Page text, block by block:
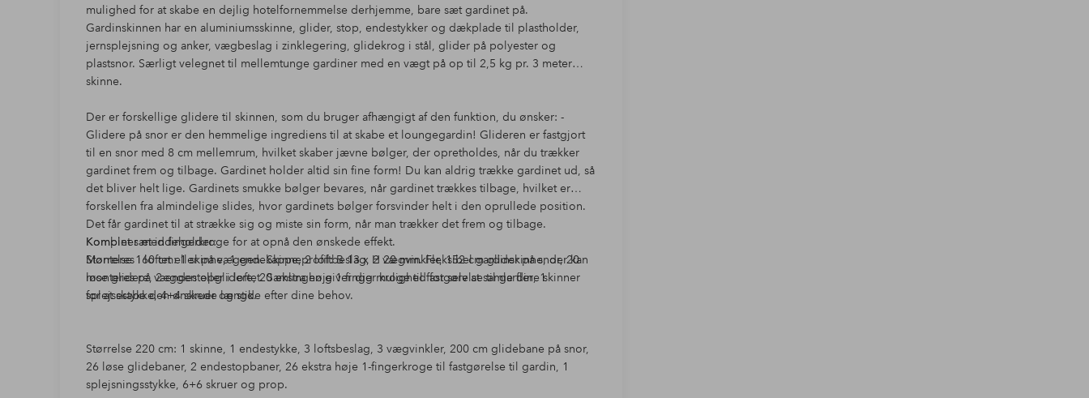
mulighed for at skabe en dejlig hotelfornemmelse derhjemme, bare sæt gardinet på.
Gardinskinnen har en aluminiumsskinne, glider, stop, endestykker og dækplade til plastholder,
jernsplejsning og anker, vægbeslag i zinklegering, glidekrog i stål, glider på polyester og
plastsnor. Særligt velegnet til mellemtunge gardiner med en vægt på op til 2,5 kg pr. 3 meter
skinne.
Der er forskellige glidere til skinnen, som du bruger afhængigt af den funktion, du ønsker: -
Glidere på snor er den hemmelige ingrediens til at skabe et loungegardin! Glideren er fastgjort
til en snor med 8 cm mellemrum, hvilket skaber jævne bølger, der opretholdes, når du trækker
gardinet frem og tilbage. Gardinet holder altid sin fine form! Du kan aldrig trække gardinet ud, så
det bliver helt lige. Gardinets smukke bølger bevares, når gardinet trækkes tilbage, hvilket er
forskellen fra almindelige slides, hvor gardinets bølger forsvinder helt i den oprullede position.
Det får gardinet til at strække sig og miste sin form, når man trækker det frem og tilbage.
Kombiner med fingerkroge for at opnå den ønskede effekt.
Monteres i loftet eller på væggen. Skinneprofil: B 13 x H 20 mm. Fleksibel gardinskinne, der kan
monteres på væggen eller i loftet. Samlingen giver dig mulighed for selv at samle flere skinner
for at skabe den ønskede længde efter dine behov.
Komplet sæt indeholder:
Størrelse 160 cm: 1 skinne, 1 endekappe, 2 loftbeslag, 2 vægvinkler, 152 cm glider på snor, 20
løse glidere, 2 endestopglidere, 20 ekstra høje 1-finger kroge til fastgørelse til gardin, 1
splejsestykke, 4+4 skruer og stik.
Størrelse 220 cm: 1 skinne, 1 endestykke, 3 loftsbeslag, 3 vægvinkler, 200 cm glidebane på snor,
26 løse glidebaner, 2 endestopbaner, 26 ekstra høje 1-fingerkroge til fastgørelse til gardin, 1
splejsningsstykke, 6+6 skruer og prop.